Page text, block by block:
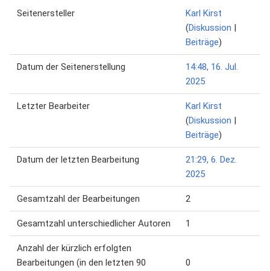
Seitenersteller
Karl Kirst
(Diskussion |
Beiträge)
Datum der Seitenerstellung
14:48, 16. Jul.
2025
Letzter Bearbeiter
Karl Kirst
(Diskussion |
Beiträge)
Datum der letzten Bearbeitung
21:29, 6. Dez.
2025
Gesamtzahl der Bearbeitungen 2
Gesamtzahl unterschiedlicher Autoren 1
Anzahl der kürzlich erfolgten
Bearbeitungen (in den letzten 90
0